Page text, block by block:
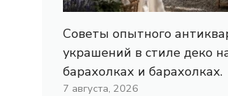
Советы опытного
украшений в стиле деко
барахолках и барахолках.
7 августа, 2026